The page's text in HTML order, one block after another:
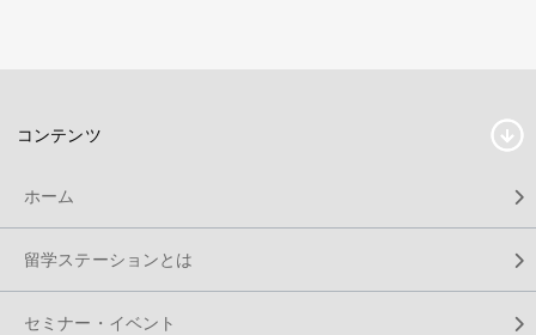
コンテンツ
ホーム
留学ステーションとは
セミナー・イベント